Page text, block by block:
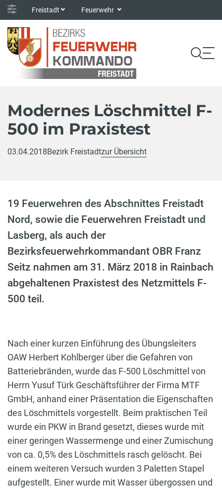
Freistadt Feuerwehr
Modernes Löschmittel F-
500 im Praxistest
03.04.2018Bezirk Freistadtzur Übersicht
19 Feuerwehren des Abschnittes Freistadt
Nord, sowie die Feuerwehren Freistadt und
Lasberg, als auch der
Bezirksfeuerwehrkommandant OBR Franz
Seitz nahmen am 31. März 2018 in Rainbach
abgehaltenen Praxistest des Netzmittels F-
500 teil.
Nach einer kurzen Einführung des Übungsleiters
OAW Herbert Kohlberger über die Gefahren von
Batteriebränden, wurde das F-500 Löschmittel von
Herrn Yusuf Türk Geschäftsführer der Firma MTF
GmbH, anhand einer Präsentation die Eigenschaften
des Löschmittels vorgestellt. Beim praktischen Teil
wurde ein PKW in Brand gesetzt, dieses wurde mit
einer geringen Wassermenge und einer Zumischung
von ca. 0,5% des Löschmittels rasch gelöscht. Bei
einem weiteren Versuch wurden 3 Paletten Stapel
aufgestellt. Einer wurde mit Wasser übergossen und